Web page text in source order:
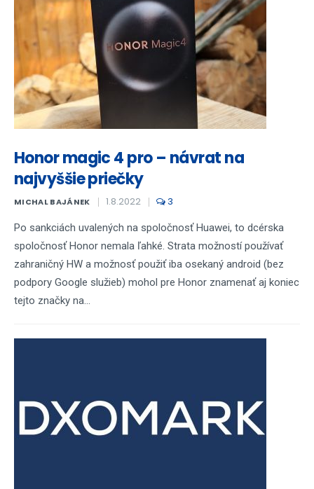
Honor magic 4 pro – návrat na
najvyššie priečky
MICHAL BAJÁNEK 1.8.2022 3
Po sankciách uvalených na spoločnosť Huawei, to dcérska
spoločnosť Honor nemala ľahké. Strata možností používať
zahraničný HW a možnosť použiť iba osekaný android (bez
podpory Google služieb) mohol pre Honor znamenať aj koniec
tejto značky na...